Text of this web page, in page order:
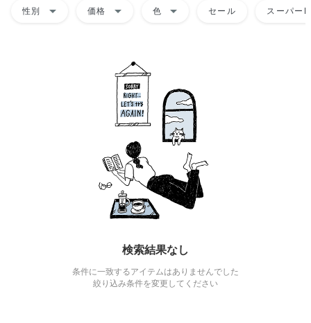
性別 arrow_drop_down 価格 arrow_drop_down 色 arrow_drop_down セール スーパー
検索結果なし
条件に一致するアイテムはありませんでした
絞り込み条件を変更してください